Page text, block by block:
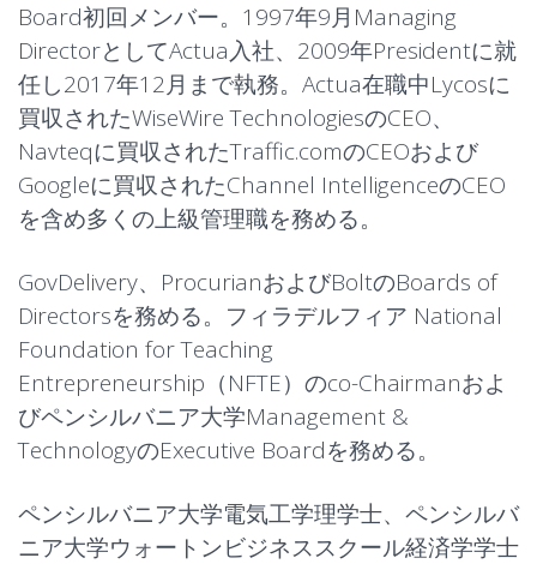
Board初回メンバー。1997年9月Managing
DirectorとしてActua入社、2009年Presidentに就
任し2017年12月まで執務。Actua在職中Lycosに
買収されたWiseWire TechnologiesのCEO、
Navteqに買収されたTraffic.comのCEOおよび
Googleに買収されたChannel IntelligenceのCEO
を含め多くの上級管理職を務める。
GovDelivery、ProcurianおよびBoltのBoards of
Directorsを務める。フィラデルフィア National
Foundation for Teaching
Entrepreneurship（NFTE）のco-Chairmanおよ
びペンシルバニア大学Management &
TechnologyのExecutive Boardを務める。
ペンシルバニア大学電気工学理学士、ペンシルバ
ニア大学ウォートンビジネススクール経済学学士